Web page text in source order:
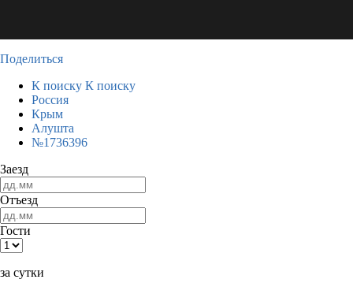
Поделиться
К поиску К поиску
Россия
Крым
Алушта
№1736396
Заезд
Отъезд
Гости
за сутки